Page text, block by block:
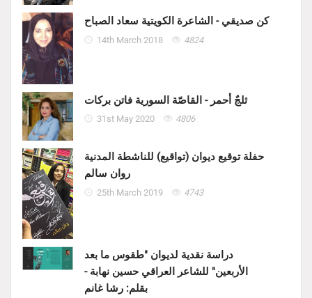
كن صديقي - الشاعرة الكويتية سعاد الصباح
14th March 2018 4824
ثلجٌ أحمر - القاصّة السورية فاتن بركات
31st May 2020 4806
حفلة توقيع ديوان (تواقيع) للناشطة المدنية
روان سالم
25th March 2019 4743
دراسة نقدية لديوان "طقوس ما بعد
الأربعين" للشاعر العراقي حسين نهابة -
بقلم: رشا غانم